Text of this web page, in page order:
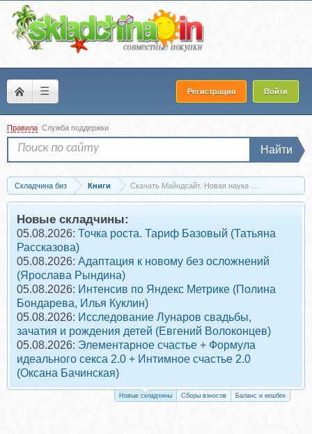
☰ Регистрация Войти
Правила Служба поддержки
Найти
Складчина биз Книги Скачать Майндсайт. Новая наука личной
Новые складчины:
05.08.2026: Точка роста. Тариф Базовый (Татьяна
Рассказова)
05.08.2026: Адаптация к новому без осложнений
(Ярослава Рындина)
05.08.2026: Интенсив по Яндекс Метрике (Полина
Бондарева, Илья Куклин)
05.08.2026: Исследование Лунаров свадьбы,
зачатия и рождения детей (Евгений Волоконцев)
05.08.2026: Элементарное счастье + Формула
идеального секса 2.0 + Интимное счастье 2.0
(Оксана Бачинская)
Новые складчины Сборы взносов Баланс и кешбек